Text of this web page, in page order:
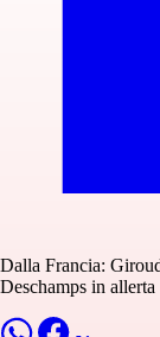
Dalla Francia:
Deschamps in allerta